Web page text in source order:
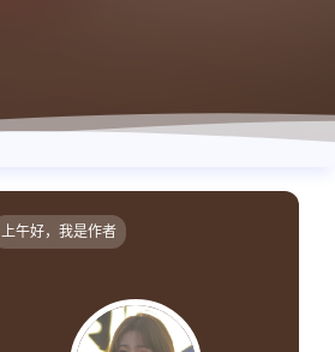
上午好，我是作者